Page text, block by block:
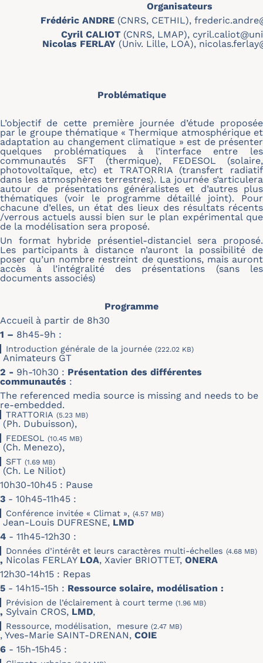
Organisateurs
Frédéric ANDRE(CNRS, CETHIL),
Cyril CALIOT(CNRS, LMAP),
Nicolas FERLAY (Univ. Lille, LOA),
Problématique
L’objectif de cette première journée d’étude proposée
par le groupe thématique « Thermique atmosphérique et
adaptation au changement climatique » est de présenter
quelques problématiques à l’interface entre les
communautés SFT (thermique), FEDESOL (solaire,
photovoltaïque, etc) et TRATORRIA (transfert radiatif
dans les atmosphères terrestres). La journée s’articulera
autour de présentations généralistes et d’autres plus
thématiques (voir le programme détaillé joint). Pour
chacune d’elles, un état des lieux des résultats récents
/verrous actuels aussi bien sur le plan expérimental que
de la modélisation sera proposé.
Un format hybride présentiel-distanciel sera proposé.
Les participants à distance n’auront la possibilité de
poser qu’un nombre restreint de questions, mais auront
accès à l’intégralité des présentations (sans les
documents associés)
Programme
Accueil à partir de 8h30
1 – 8h45-9h :
Introduction générale de la journée (222.02 KB)
Animateurs GT
2 - 9h-10h30 : Présentation des différentes
communautés :
The referenced media source is missing and needs to be
re-embedded.
TRATTORIA (5.23 MB)
(Ph. Dubuisson),
FEDESOL (10.45 MB)
(Ch. Menezo),
SFT (1.69 MB)
(Ch. Le Niliot)
10h30-10h45 : Pause
3 - 10h45-11h45 :
Conférence invitée « Climat », (4.57 MB)
Jean-Louis DUFRESNE, LMD
4 - 11h45-12h30 :
Données d’intérêt et leurs caractères multi-échelles (4.68 MB)
, Nicolas FERLAY LOA, Xavier BRIOTTET, ONERA
12h30-14h15 : Repas
5 - 14h15-15h : Ressource solaire, modélisation :
Prévision de l’éclairement à court terme (1.96 MB)
, Sylvain CROS, LMD,
Ressource, modélisation, mesure (2.47 MB)
, Yves-Marie SAINT-DRENAN, COIE
6 - 15h-15h45 :